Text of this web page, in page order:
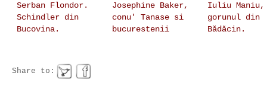
Serban Flondor.
Schindler din
Bucovina.
Josephine Baker,
conu' Tanase si
bucurestenii
Iuliu Maniu,
gorunul din
Bădăcin.
Share to: